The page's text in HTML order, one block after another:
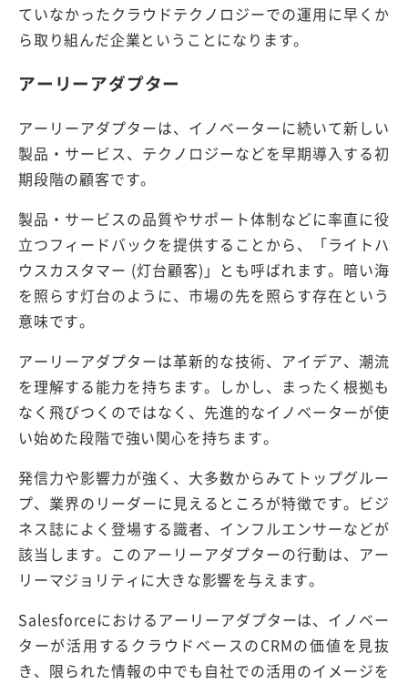
ていなかったクラウドテクノロジーでの運用に早くか
ら取り組んだ企業ということになります。
アーリーアダプター
アーリーアダプターは、イノベーターに続いて新しい
製品・サービス、テクノロジーなどを早期導入する初
期段階の顧客です。
製品・サービスの品質やサポート体制などに率直に役
立つフィードバックを提供することから、「ライトハ
ウスカスタマー (灯台顧客)」とも呼ばれます。暗い海
を照らす灯台のように、市場の先を照らす存在という
意味です。
アーリーアダプターは革新的な技術、アイデア、潮流
を理解する能力を持ちます。しかし、まったく根拠も
なく飛びつくのではなく、先進的なイノベーターが使
い始めた段階で強い関心を持ちます。
発信力や影響力が強く、大多数からみてトップグルー
プ、業界のリーダーに見えるところが特徴です。ビジ
ネス誌によく登場する識者、インフルエンサーなどが
該当します。このアーリーアダプターの行動は、アー
リーマジョリティに大きな影響を与えます。
Salesforceにおけるアーリーアダプターは、イノベー
ターが活用するクラウドベースのCRMの価値を見抜
き、限られた情報の中でも自社での活用のイメージを